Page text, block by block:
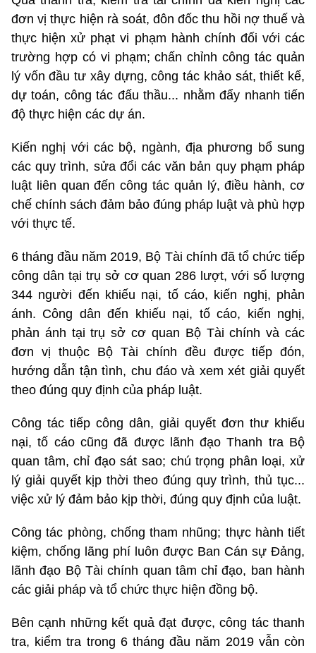
đơn vị thực hiện rà soát, đôn đốc thu hồi nợ thuế và
thực hiện xử phạt vi phạm hành chính đối với các
trường hợp có vi phạm; chấn chỉnh công tác quản
lý vốn đầu tư xây dựng, công tác khảo sát, thiết kế,
dự toán, công tác đấu thầu... nhằm đẩy nhanh tiến
độ thực hiện các dự án.
Kiến nghị với các bộ, ngành, địa phương bổ sung
các quy trình, sửa đổi các văn bản quy phạm pháp
luật liên quan đến công tác quản lý, điều hành, cơ
chế chính sách đảm bảo đúng pháp luật và phù hợp
với thực tế.
6 tháng đầu năm 2019, Bộ Tài chính đã tổ chức tiếp
công dân tại trụ sở cơ quan 286 lượt, với số lượng
344 người đến khiếu nại, tố cáo, kiến nghị, phản
ánh. Công dân đến khiếu nại, tố cáo, kiến nghị,
phản ánh tại trụ sở cơ quan Bộ Tài chính và các
đơn vị thuộc Bộ Tài chính đều được tiếp đón,
hướng dẫn tận tình, chu đáo và xem xét giải quyết
theo đúng quy định của pháp luật.
Công tác tiếp công dân, giải quyết đơn thư khiếu
nại, tố cáo cũng đã được lãnh đạo Thanh tra Bộ
quan tâm, chỉ đạo sát sao; chú trọng phân loại, xử
lý giải quyết kịp thời theo đúng quy trình, thủ tục...
việc xử lý đảm bảo kịp thời, đúng quy định của luật.
Công tác phòng, chống tham nhũng; thực hành tiết
kiệm, chống lãng phí luôn được Ban Cán sự Đảng,
lãnh đạo Bộ Tài chính quan tâm chỉ đạo, ban hành
các giải pháp và tổ chức thực hiện đồng bộ.
Bên cạnh những kết quả đạt được, công tác thanh
tra, kiểm tra trong 6 tháng đầu năm 2019 vẫn còn